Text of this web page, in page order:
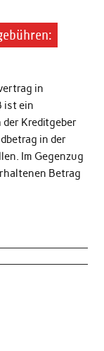
in
ist ein
Kreditgeber
in der
Im Gegenzug
Betrag